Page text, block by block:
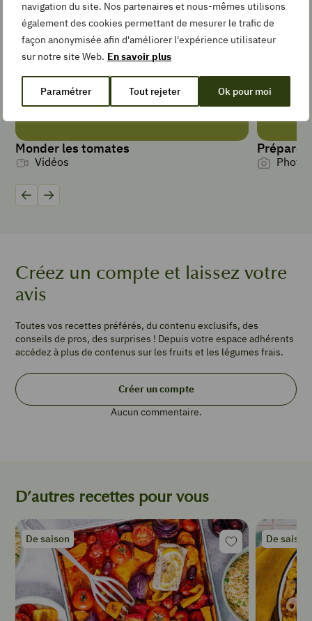
navigation du site. Nos partenaires et nous-mêmes utilisons
également des cookies permettant de mesurer le trafic de
façon anonymisée afin d'améliorer l'expérience utilisateur
sur notre site Web. En savoir plus
Paramétrer Tout rejeter Ok pour moi
Add
to
Collection
TEMPS DE
PRÉPARATION
TEMPS DE
TYPE DE PLAT
PORTIONS
4
2
2
g
olives
noires
dénoyautées
tranches
de
coppa
Monder les tomates
Vidéos
Préparer
Photos
Précédent
Suivant
Créez un compte et laissez votre
avis
Toutes vos recettes préférés, du contenu exclusifs, des
conseils de pros, des surprises ! Depuis votre espace adhérents
accédez à plus de contenus sur les fruits et les légumes frais.
Créer un compte
Aucun commentaire.
D’autres recettes pour vous
De saison De saison